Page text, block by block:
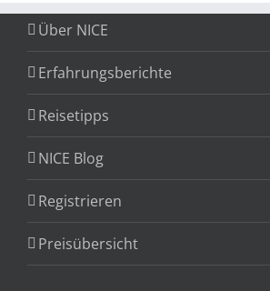
Über NICE
Erfahrungsberichte
Reisetipps
NICE Blog
Registrieren
Preisübersicht